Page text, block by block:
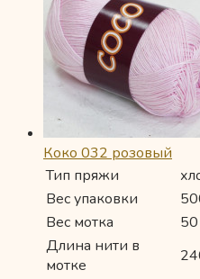
Коко 032 розовый
Тип пряжи
Вес упаковки
Вес мотка
50
Длина нити в
мотке